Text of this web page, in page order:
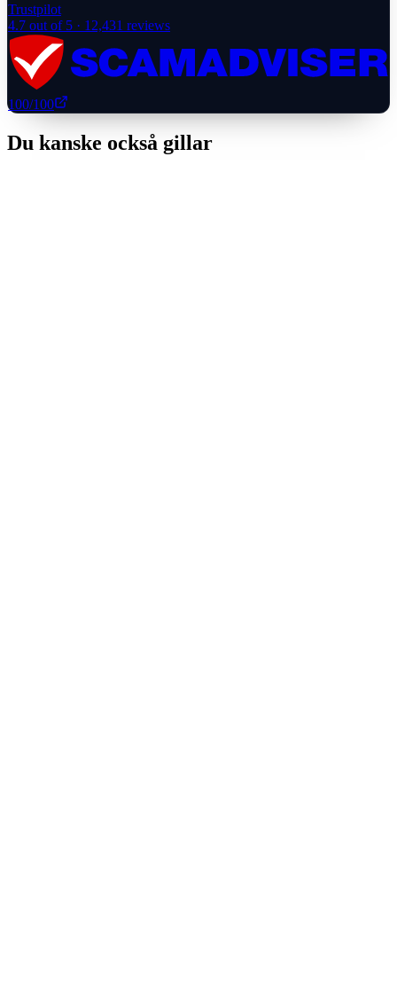
Trustpilot
4.7 out of 5 · 12,431 reviews
100/100
Du kanske också gillar